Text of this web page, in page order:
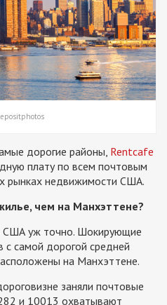
дорогие районы, Rentcafe
плату по всем почтовым
рынках недвижимости США.
чем на Манхэттене?
США уж точно. Шокирующие
самой дорогой средней
на Манхэттене.
заняли почтовые
и 10013 охватывают